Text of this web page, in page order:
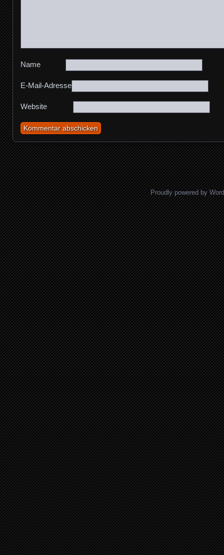
Name
E-Mail-Adresse
Website
Proudly powered by